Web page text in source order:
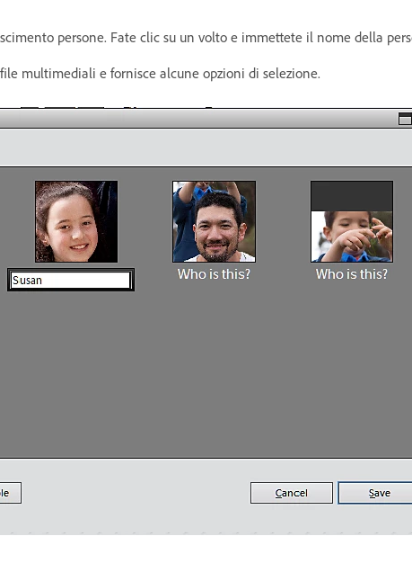
persone. Fate clic su un volto e immettete il nome della
multimediali e fornisce alcune opzioni di selezione.